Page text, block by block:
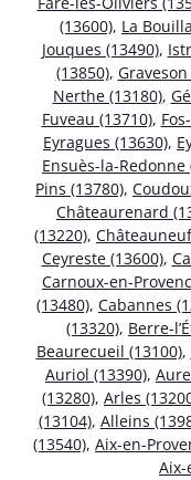
(13600), La
Jouques (13490),
(13850),
Nerthe (13180),
Fuveau (13710),
Eyragues (13630),
Ensuès-la-Redonne
Pins (13780),
Châteaurenard
(13220),
Ceyreste (13600),
Carnoux-en-
(13480), Cabannes
(13320), Berre-
Beaurecueil (13100),
Auriol (13390),
(13280), Arles
(13104), Alleins
(13540), Aix-en-
Aix-